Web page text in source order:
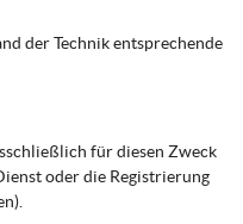
der Technik entsprechende
für diesen Zweck
oder die Registrierung